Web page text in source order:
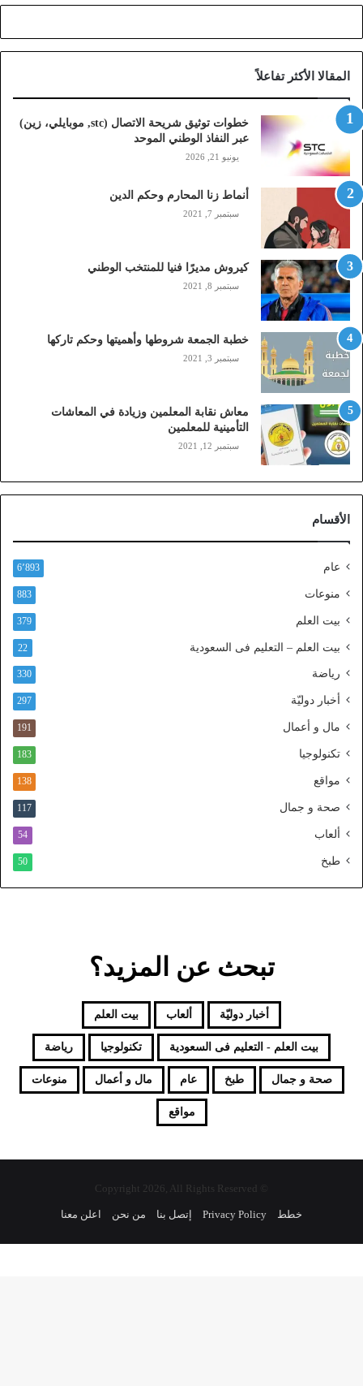
ي
ل
ا
ت
ص
ل
(
s
,
م
و
ب
ا
ي
ل
ي
ز
ي
ن
)
ا
ل
ف
ا
ا
ط
ا
م
و
د
المقالا الأكثر تفاعلاً
خطوات توثيق شريحة الاتصال (stc, موبايلي، زين)
عبر النفاذ الوطني الموحد
يونيو 21, 2026
أنماط زنا المحارم وحكم الدين
سبتمبر 7, 2021
كيروش مديرًا فنيا للمنتخب الوطني
سبتمبر 8, 2021
خطبة الجمعة شروطها وأهميتها وحكم تاركها
سبتمبر 3, 2021
معاش نقابة المعلمين وزيادة في المعاشات
التأمينية للمعلمين
سبتمبر 12, 2021
الأقسام
عام 6٬893
منوعات 883
بيت العلم 379
بيت العلم – التعليم فى السعودية 22
رياضة 330
أخبار دوليّة 297
مال و أعمال 191
تكنولوجيا 183
مواقع 138
صحة و جمال 117
ألعاب 54
طبخ 50
تبحث عن المزيد؟
أخبار دوليّة ألعاب بيت العلم
بيت العلم - التعليم فى السعودية تكنولوجيا رياضة
صحة و جمال طبخ عام مال و أعمال منوعات
مواقع
خطط Privacy Policy إتصل بنا من نحن اعلن معنا